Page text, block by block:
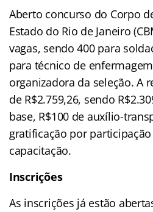
Aberto concurso do Corpo
Estado do Rio de Janeiro
vagas, sendo 400 para
para técnico de
organizadora da seleção. A
de R$2.759,26, sendo
base, R$100 de auxílio-
gratificação por
capacitação.
Inscrições
As inscrições já estão